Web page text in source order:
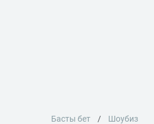
Басты бет Шоубиз